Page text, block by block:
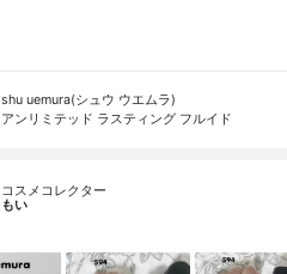
shu uemura(シュウ ウエムラ)
アンリミテッド ラスティング フルイド
コスメコレクター
もい